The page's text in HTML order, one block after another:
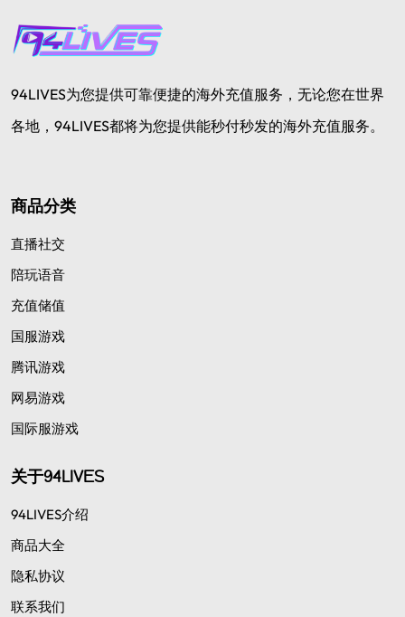
94LIVES为您提供可靠便捷的海外充值服务，无论您在世界
各地，94LIVES都将为您提供能秒付秒发的海外充值服务。
商品分类
直播社交
陪玩语音
充值储值
国服游戏
腾讯游戏
网易游戏
国际服游戏
关于94LIVES
94LIVES介绍
商品大全
隐私协议
联系我们